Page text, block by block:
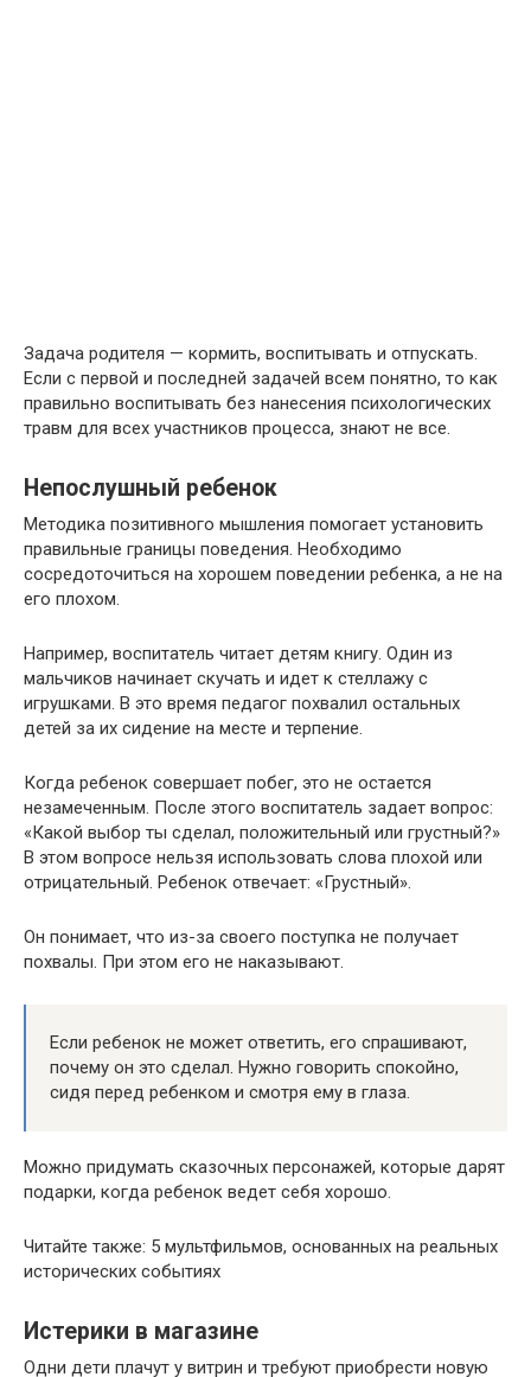
Задача родителя — кормить, воспитывать и отпускать.
Если с первой и последней задачей всем понятно, то как
правильно воспитывать без нанесения психологических
травм для всех участников процесса, знают не все.
Непослушный ребенок
Методика позитивного мышления помогает установить
правильные границы поведения. Необходимо
сосредоточиться на хорошем поведении ребенка, а не на
его плохом.
Например, воспитатель читает детям книгу. Один из
мальчиков начинает скучать и идет к стеллажу с
игрушками. В это время педагог похвалил остальных
детей за их сидение на месте и терпение.
Когда ребенок совершает побег, это не остается
незамеченным. После этого воспитатель задает вопрос:
«Какой выбор ты сделал, положительный или грустный?»
В этом вопросе нельзя использовать слова плохой или
отрицательный. Ребенок отвечает: «Грустный».
Он понимает, что из-за своего поступка не получает
похвалы. При этом его не наказывают.
Если ребенок не может ответить, его спрашивают,
почему он это сделал. Нужно говорить спокойно,
сидя перед ребенком и смотря ему в глаза.
Можно придумать сказочных персонажей, которые дарят
подарки, когда ребенок ведет себя хорошо.
Читайте также: 5 мультфильмов, основанных на реальных
исторических событиях
Истерики в магазине
Одни дети плачут у витрин и требуют приобрести новую